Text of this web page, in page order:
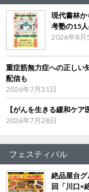
現代書林
考塾の15
2026年8月
重症筋無力症への正し
配信も
2026年7月31日
【がんを生きる緩和ケ
2026年7月28日
フェスティバル
絶品屋台
回「川口×